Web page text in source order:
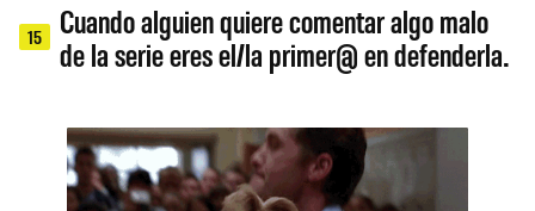
15
Cuando alguien quiere comentar algo malo
de la serie eres el/la primer@ en defenderla.